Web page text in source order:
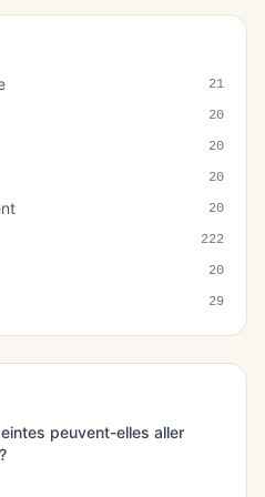
21
20
20
20
20
222
20
29
peuvent-elles aller